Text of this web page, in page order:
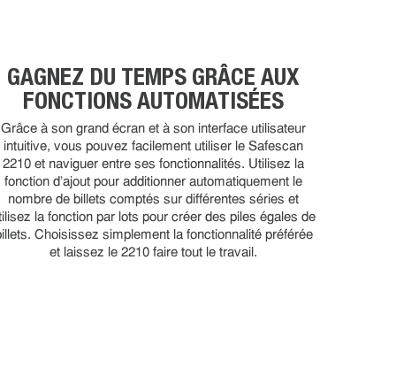
GAGNEZ DU TEMPS GRÂCE AUX
FONCTIONS AUTOMATISÉES
Grâce à son grand écran et à son interface utilisateur
intuitive, vous pouvez facilement utiliser le Safescan
2210 et naviguer entre ses fonctionnalités. Utilisez la
fonction d'ajout pour additionner automatiquement le
nombre de billets comptés sur différentes séries et
la fonction par lots pour créer des piles égales de
Choisissez simplement la fonctionnalité préférée
et laissez le 2210 faire tout le travail.